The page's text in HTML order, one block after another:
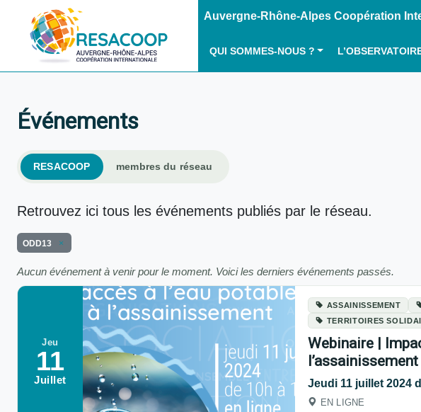
Auvergne-Rhône-Alpes Coopération
QUI SOMMES-NOUS ?
Événements
RESACOOP membres du réseau
Retrouvez ici tous les événements publiés par le réseau.
ODD13
Aucun événement à venir pour le moment. Voici les derniers événements passés.
Jeu
11
Juillet
ASSAINISSEMENT
TERRITOIRES
Webinaire |
l’assainissement
Jeudi 11 juillet 2024
EN LIGNE